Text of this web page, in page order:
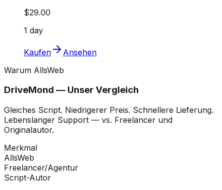
$29.00
1 day
Kaufen
Ansehen
Warum AllsWeb
DriveMond — Unser Vergleich
Gleiches Script. Niedrigerer Preis. Schnellere Lieferung.
Lebenslanger Support — vs. Freelancer und
Originalautor.
Merkmal
AllsWeb
Freelancer/Agentur
Script-Autor